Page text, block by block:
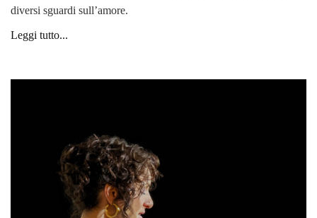
diversi sguardi sull’amore.
Leggi tutto...